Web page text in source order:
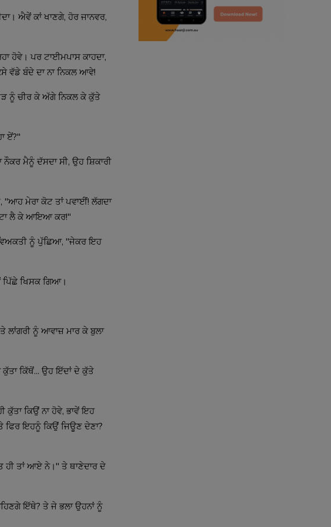
ਐਵੇਂ ਕਾਂ ਖਾਣਗੇ, ਹੋਰ ਜਾਨਵਰ,
ਹੋਵੇ। ਪਰ ਟਾਈਮਪਾਸ ਕਾਹਦਾ,
ਵੱਡੇ ਬੰਦੇ ਦਾ ਨਾ ਨਿਕਲ ਆਵੇ!
ਨੂੰ ਚੀਰ ਕੇ ਅੱਗੇ ਨਿਕਲ ਕੇ ਕੁੱਤੇ
ਏਂ?"
ਮੈਨੂੰ ਦੱਸਦਾ ਸੀ, ਉਹ ਸ਼ਿਕਾਰੀ
"ਆਹ ਮੇਰਾ ਕੋਟ ਤਾਂ ਪਵਾਈਂ! ਲੱਗਦਾ
ਲੈ ਕੇ ਆਇਆ ਕਰ!"
ਨੂੰ ਪੁੱਛਿਆ, "ਜੇਕਰ ਇਹ
ਪਿੱਛੇ ਖਿਸਕ ਗਿਆ।
ਲਾਂਗਰੀ ਨੂੰ ਆਵਾਜ਼ ਮਾਰ ਕੇ ਬੁਲਾ
ਕੁੱਤਾ ਕਿੱਥੋਂ... ਉਹ ਇੱਦਾਂ ਦੇ ਕੁੱਤੇ
ਕੁੱਤਾ ਕਿਉਂ ਨਾ ਹੋਵੇ, ਭਾਵੇਂ ਇਹ
ਫਿਰ ਇਹਨੂੰ ਕਿਉਂ ਜਿਊਣ ਦੇਣਾ?
ਹੀ ਤਾਂ ਆਏ ਨੇ।" ਤੇ ਥਾਣੇਦਾਰ ਦੇ
ਇੱਥੇ? ਤੇ ਜੇ ਭਲਾ ਉਹਨਾਂ ਨੂੰ
punjabi kahani